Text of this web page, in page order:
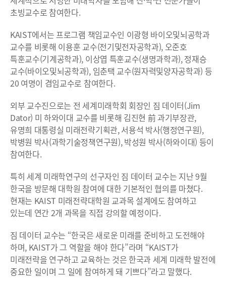
초빙교수로 참여한다.
KAIST에서는 프로그램 책임교수인 이광형 바이오및뇌공학과
교수를 비롯해 이용훈 교수(전기및전자공학과), 오준호
특훈교수(기계공학과), 이상엽 특훈교수(생명과학과), 정재승
교수(바이오및뇌공학과), 임춘택 교수(원자력및양자공학과) 등
20 여명이 겸임교수로 참여한다.
외부 교수진으로는 전 세계미래학회 회장인 짐 데이터(Jim
Dator) 미 하와이대 교수를 비롯해 김진현 前 과기부장관,
유명희 대통령실 미래전략기획관, 서용석 박사(행정연구원),
박병원 박사(과학기술정책연구원), 박성원 박사(하와이대) 등이
참여한다.
특히 세계 미래학연구의 선구자인 짐 데이터 교수는 지난 9월
한국을 방문해 대학원 참여에 대한 기본적인 협의를 마쳤다.
현재는 KAIST 미래전략대학원 교과목 설계에도 참여하고
있는데 연간 2개 과목을 직접 강의할 예정이다.
짐 데이터 교수는 “한국은 새로운 미래를 준비하고 도전해야
하며, KAIST가 그 역할을 해야 한다”라며 “KAIST가
미래전략을 연구하고 교육하는 것은 한국과 세계 미래학 발전에
중요한 일이며 그 일에 참여하게 돼 기쁘다”라고 말했다.